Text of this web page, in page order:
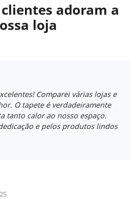
adoram a
loja
Comparei várias lojas e
O tapete é verdadeiramente
tanto calor ao nosso espaço.
e pelos produtos lindos